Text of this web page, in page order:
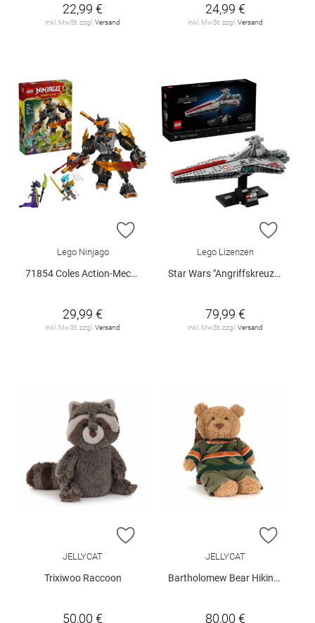
22,99 €
inkl. MwSt. zzgl. Versand
24,99 €
inkl. MwSt. zzgl. Versand
ZUR WUNSCHLISTE HINZUFÜGEN
Lego Ninjago
71854 Coles Action-Mech und Drache.. V29
29,99 €
inkl. MwSt. zzgl. Versand
ZUR
Lego Lizenzen
Star Wars "Angriffskreuzer der Venator-Klasse", 75441
79,99 €
inkl. MwSt. zzgl. Versand
ZUR WUNSCHLISTE HINZUFÜGEN
JELLYCAT
Trixiwoo Raccoon
50,00 €
ZUR
JELLYCAT
Bartholomew Bear Hiking Outfit
80,00 €